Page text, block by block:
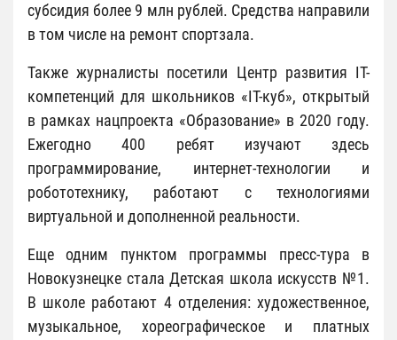
субсидия более 9 млн рублей. Средства направили
в том числе на ремонт спортзала.
Также журналисты посетили Центр развития IT-
компетенций для школьников «IT-куб», открытый
в рамках нацпроекта «Образование» в 2020 году.
Ежегодно 400 ребят изучают здесь
программирование, интернет-технологии и
робототехнику, работают с технологиями
виртуальной и дополненной реальности.
Еще одним пунктом программы пресс-тура в
Новокузнецке стала Детская школа искусств №1.
В школе работают 4 отделения: художественное,
музыкальное, хореографическое и платных